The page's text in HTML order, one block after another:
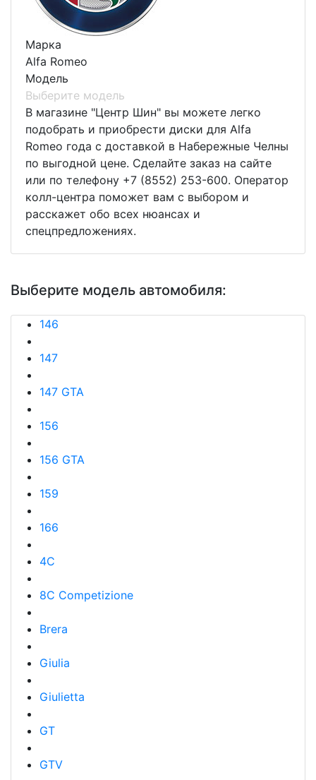
Марка
Alfa Romeo
Модель
Выберите модель
В магазине "Центр Шин" вы можете легко
подобрать и приобрести диски для Alfa
Romeo года с доставкой в Набережные Челны
по выгодной цене. Сделайте заказ на сайте
или по телефону +7 (8552) 253-600. Оператор
колл-центра поможет вам с выбором и
расскажет обо всех нюансах и
спецпредложениях.
Выберите модель автомобиля:
146
147
147 GTA
156
156 GTA
159
166
4C
8C Competizione
Brera
Giulia
Giulietta
GT
GTV